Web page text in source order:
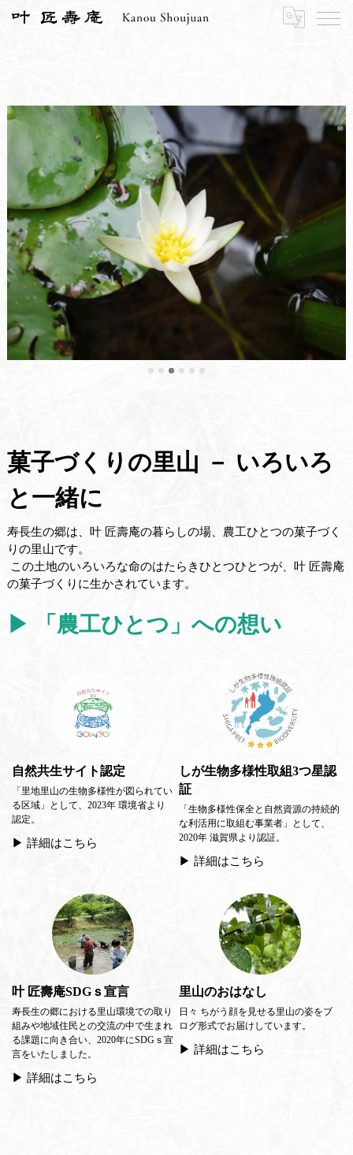
HOME 菓子づくりの里山 いろいろと一緒
菓子づくりの里山 － いろいろ
と一緒に
寿長生の郷は、叶 匠壽庵の暮らしの場、農工ひとつの菓子づく
りの里山です。
この土地のいろいろな命のはたらきひとつひとつが、叶 匠壽庵
の菓子づくりに生かされています。
▶ 「農工ひとつ」への想い
自然共生サイト認定
「里地里山の生物多様性が図られてい
る区域」として、2023年 環境省より
認定。
▶ 詳細はこちら
しが生物多様性取組3つ星認
証
「生物多様性保全と自然資源の持続的
な利活用に取組む事業者」として、
2020年 滋賀県より認証。
▶ 詳細はこちら
叶 匠壽庵SDGｓ宣言
寿長生の郷における里山環境での取り
組みや地域住民との交流の中で生まれ
る課題に向き合い、2020年にSDGｓ宣
言をいたしました。
▶ 詳細はこちら
里山のおはなし
日々 ちがう顔を見せる里山の姿をブ
ログ形式でお届けしています。
▶ 詳細はこちら